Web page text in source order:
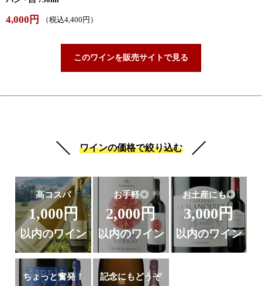
4,000円 （税込4,400円）
このワインを販売サイトで見る
ワインの価格で絞り込む
高コスパ
1,000円
以内のワイン
お手軽◎
2,000円
以内のワイン
お土産にも◎
3,000円
以内のワイン
ちょっと奮発！ 記念にもどうぞ